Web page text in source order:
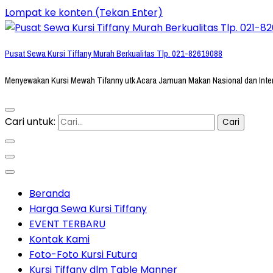
Lompat ke konten (Tekan Enter)
Pusat Sewa Kursi Tiffany Murah Berkualitas Tlp. 021-82619088
Menyewakan Kursi Mewah Tifanny utk Acara Jamuan Makan Nasional dan
Cari untuk:
Beranda
Harga Sewa Kursi Tiffany
EVENT TERBARU
Kontak Kami
Foto-Foto Kursi Futura
Kursi Tiffany dlm Table Manner